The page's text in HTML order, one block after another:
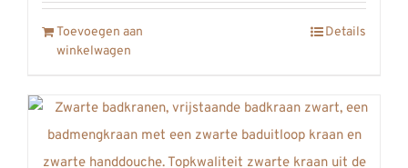
Toevoegen aan
winkelwagen
Details